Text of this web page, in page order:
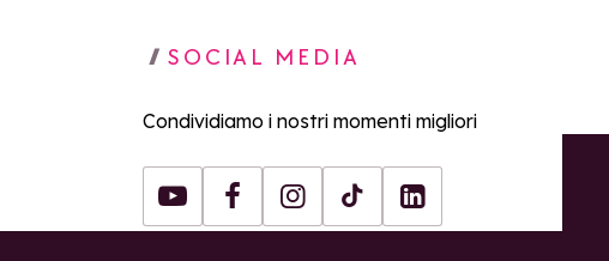
SOCIAL MEDIA
Condividiamo i nostri momenti migliori
Youtube FacebookInstagram
Tiktok
LinkedIn